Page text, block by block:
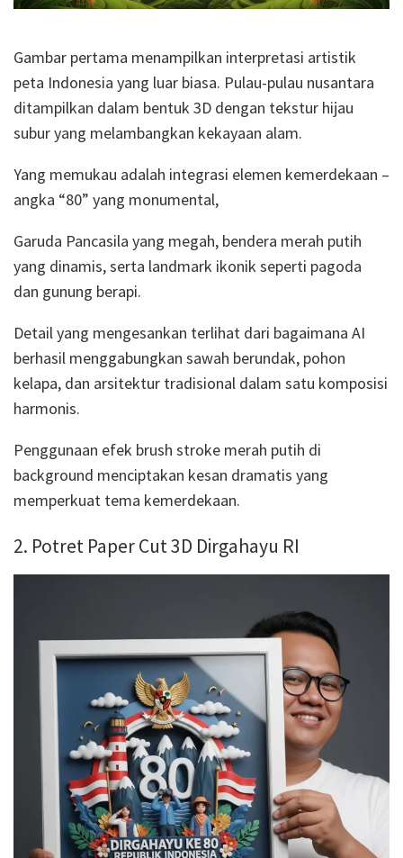
Gambar pertama menampilkan interpretasi artistik
peta Indonesia yang luar biasa. Pulau-pulau nusantara
ditampilkan dalam bentuk 3D dengan tekstur hijau
subur yang melambangkan kekayaan alam.
Yang memukau adalah integrasi elemen kemerdekaan –
angka “80” yang monumental,
Garuda Pancasila yang megah, bendera merah putih
yang dinamis, serta landmark ikonik seperti pagoda
dan gunung berapi.
Detail yang mengesankan terlihat dari bagaimana AI
berhasil menggabungkan sawah berundak, pohon
kelapa, dan arsitektur tradisional dalam satu komposisi
harmonis.
Penggunaan efek brush stroke merah putih di
background menciptakan kesan dramatis yang
memperkuat tema kemerdekaan.
2. Potret Paper Cut 3D Dirgahayu RI